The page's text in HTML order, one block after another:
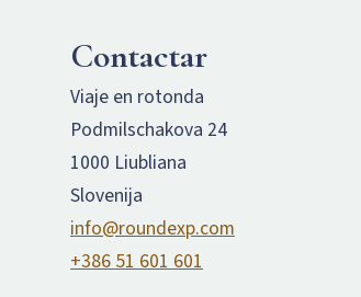
Contactar
Viaje en rotonda
Podmilschakova 24
1000 Liubliana
Slovenija
info@roundexp.com
+386 51 601 601